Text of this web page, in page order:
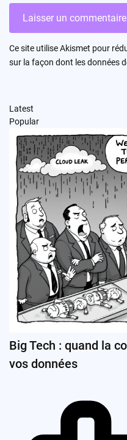
Ce site utilise Akismet pour
sur la façon dont les données
Latest
Popular
Big Tech : quand la
vos données